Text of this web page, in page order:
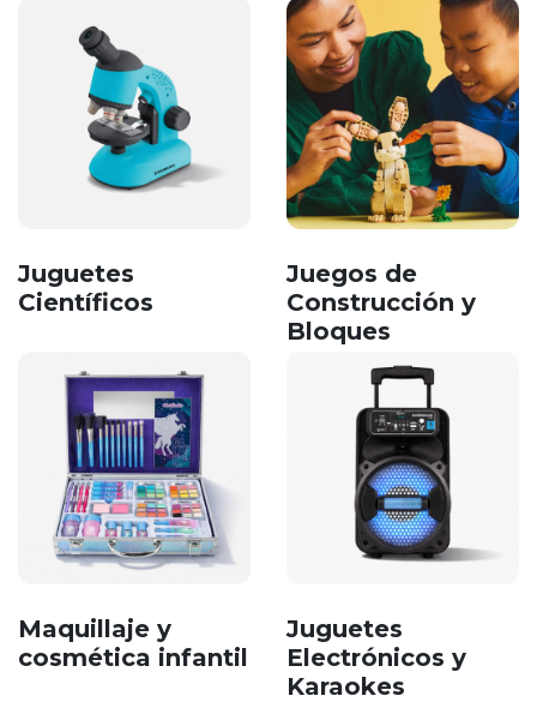
Juguetes
Científicos
Juegos de
Construcción y
Bloques
Maquillaje y
cosmética infantil
Juguetes
Electrónicos y
Karaokes